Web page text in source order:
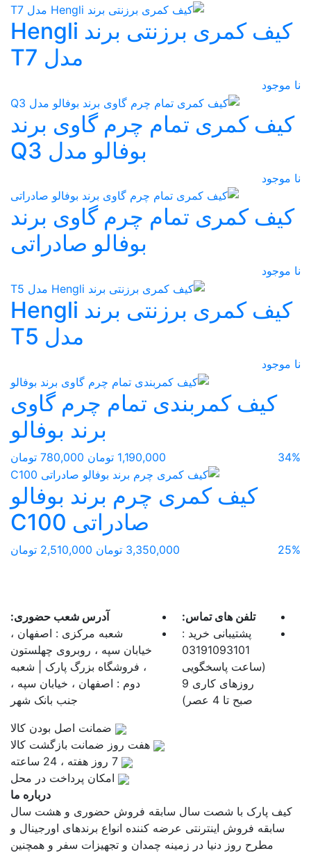
کیف کمری برزنتی برند Hengli
مدل T7
نا موجود
کیف کمری تمام چرم گاوی برند
بوفالو مدل Q3
نا موجود
کیف کمری تمام چرم گاوی برند
بوفالو صادراتی
نا موجود
کیف کمری برزنتی برند Hengli
مدل T5
نا موجود
کیف کمربندی تمام چرم گاوی
برند بوفالو
34% 1,190,000 تومان 780,000 تومان
کیف کمری چرم برند بوفالو
صادراتی C100
25% 3,350,000 تومان 2,510,000 تومان
تلفن های تماس:
پشتیبانی خرید :
03191093101
(ساعت پاسخگویی
روزهای کاری 9
صبح تا 4 عصر)
آدرس شعب حضوری:
شعبه مرکزی : اصفهان ،
خیابان سپه ، روبروی چهلستون
، فروشگاه بزرگ پارک | شعبه
دوم : اصفهان ، خیابان سپه ،
جنب بانک شهر
ضمانت اصل بودن کالا
هفت روز ضمانت بازگشت کالا
7 روز هفته ، 24 ساعته
امکان پرداخت در محل
درباره ما
کیف پارک با شصت سال سابقه فروش حضوری و هشت سال
سابقه فروش اینترنتی عرضه کننده انواع برندهای اورجینال و
مطرح روز دنیا در زمینه چمدان و تجهیزات سفر و همچنین